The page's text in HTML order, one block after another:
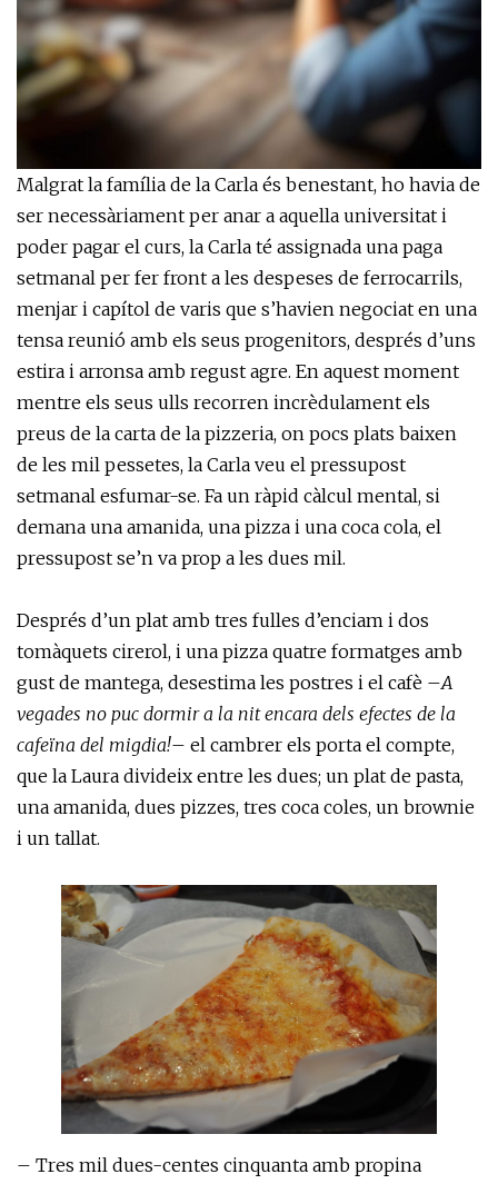
Malgrat la família de la Carla és benestant, ho havia de
ser necessàriament per anar a aquella universitat i
poder pagar el curs, la Carla té assignada una paga
setmanal per fer front a les despeses de ferrocarrils,
menjar i capítol de varis que s’havien negociat en una
tensa reunió amb els seus progenitors, després d’uns
estira i arronsa amb regust agre. En aquest moment
mentre els seus ulls recorren incrèdulament els
preus de la carta de la pizzeria, on pocs plats baixen
de les mil pessetes, la Carla veu el pressupost
setmanal esfumar-se. Fa un ràpid càlcul mental, si
demana una amanida, una pizza i una coca cola, el
pressupost se’n va prop a les dues mil.
Després d’un plat amb tres fulles d’enciam i dos
tomàquets cirerol, i una pizza quatre formatges amb
gust de mantega, desestima les postres i el cafè –A
vegades no puc dormir a la nit encara dels efectes de la
cafeïna del migdia!– el cambrer els porta el compte,
que la Laura divideix entre les dues; un plat de pasta,
una amanida, dues pizzes, tres coca coles, un brownie
i un tallat.
– Tres mil dues-centes cinquanta amb propina